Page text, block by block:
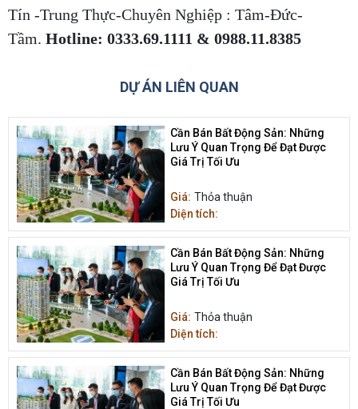
Tín -Trung Thực-Chuyên Nghiệp : Tâm-Đức-
Tầm. Hotline: 0333.69.1111 & 0988.11.8385
DỰ ÁN LIÊN QUAN
Cần Bán Bất Động Sản: Những
Lưu Ý Quan Trọng Để Đạt Được
Giá Trị Tối Ưu
Giá: Thỏa thuận
Diện tích:
Cần Bán Bất Động Sản: Những
Lưu Ý Quan Trọng Để Đạt Được
Giá Trị Tối Ưu
Giá: Thỏa thuận
Diện tích:
Cần Bán Bất Động Sản: Những
Lưu Ý Quan Trọng Để Đạt Được
Giá Trị Tối Ưu